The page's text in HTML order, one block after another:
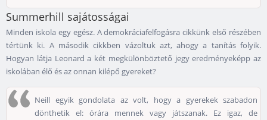
Summerhill sajátosságai
Minden iskola egy egész. A demokráciafelfogásra cikkünk első részében
tértünk ki. A második cikkben vázoltuk azt, ahogy a tanítás folyik.
Hogyan látja Leonard a két megkülönböztető jegy eredményeképp az
iskolában élő és az onnan kilépő gyereket?
Neill egyik gondolata az volt, hogy a gyerekek szabadon
dönthetik el: órára mennek vagy játszanak. Ez igaz, de